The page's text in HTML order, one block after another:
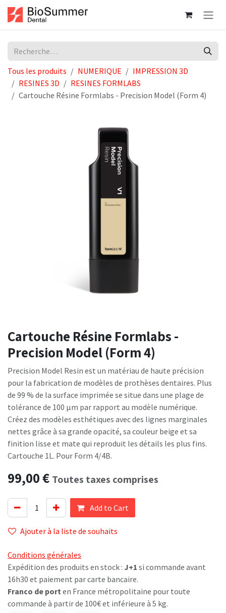
Se rendre au contenu
Tous les produits NUMERIQUE
IMPRESSION 3D
RESINES 3D
RESINES FORMLABS
Cartouche Résine Formlabs - Precision Model (Form 4)
Cartouche Résine Formlabs -
Precision Model (Form 4)
Precision Model Resin est un matériau de haute précision
pour la fabrication de modèles de prothèses dentaires. Plus
de 99 % de la surface imprimée se situe dans une plage de
tolérance de 100 μm par rapport au modèle numérique.
Créez des modèles esthétiques avec des lignes marginales
nettes grâce à sa grande opacité, sa couleur beige et sa
finition lisse et mate qui reproduit les détails les plus fins.
Cartouche 1L. Pour Form 4/4B.
99,00€ Toutes taxes comprises
Add to Cart
Ajouter à la liste de souhaits
Conditions générales
Expédition des produits en stock : J+1 si commande avant
16h30 et paiement par carte bancaire.
Franco de port en France métropolitaine pour toute
commande à partir de 100€ et inférieure à 5 kg.